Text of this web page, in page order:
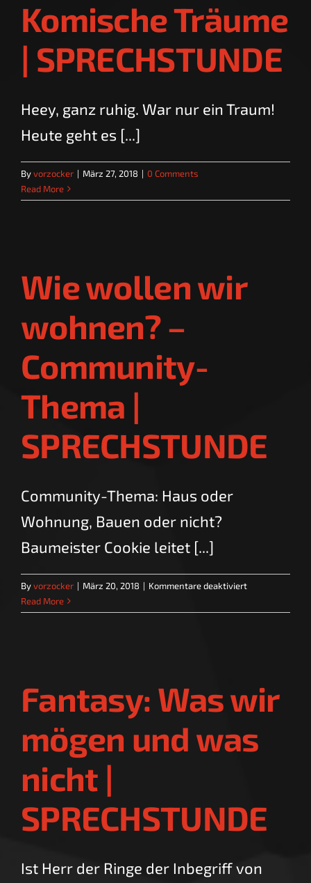
Komische Träume
| SPRECHSTUNDE
Heey, ganz ruhig. War nur ein Traum!
Heute geht es [...]
Byvorzocker | März 27, 2018 | 0 Comments
Read More
Wie wollen wir
wohnen? –
Community-
Thema |
SPRECHSTUNDE
Community-Thema: Haus oder
Wohnung, Bauen oder nicht?
Baumeister Cookie leitet [...]
Byvorzocker | März 20, 2018 | Kommentare deaktiviertfür
wollen
Thema
Read More
Fantasy: Was wir
mögen und was
nicht |
SPRECHSTUNDE
Ist Herr der Ringe der Inbegriff von